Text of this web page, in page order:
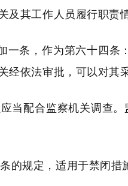
及其工作人员履行职责
一条，作为第六十四条
经依法审批，可以对其
当配合监察机关调查
的规定，适用于禁闭措